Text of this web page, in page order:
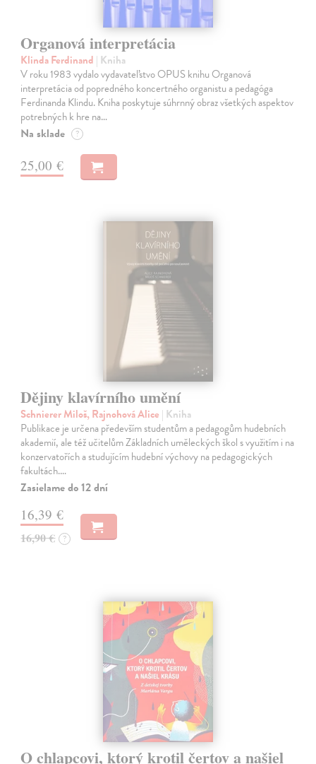
Organová interpretácia
Klinda Ferdinand | Kniha
V roku 1983 vydalo vydavateľstvo OPUS knihu Organová
interpretácia od popredného koncertného organistu a pedagóga
Ferdinanda Klindu. Kniha poskytuje súhrnný obraz všetkých aspektov
potrebných k hre na…
Na sklade ?
25,00 €
Dějiny klavírního umění
Schnierer Miloš, Rajnohová Alice | Kniha
Publikace je určena především studentům a pedagogům hudebních
akademií, ale též učitelům Základních uměleckých škol s využitím i na
konzervatořích a studujícím hudební výchovy na pedagogických
fakultách.…
Zasielame do 12 dní
16,39 €
16,90 € ?
O chlapcovi, ktorý krotil čertov a našiel